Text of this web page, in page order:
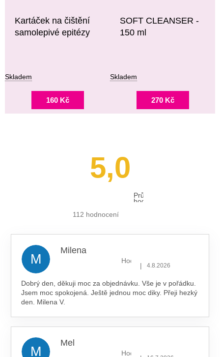
Kartáček na čištění
samolepivé epitézy
Skladem
160 Kč
SOFT CLEANSER -
150 ml
Skladem
270 Kč
5,0
Průměrné
hodnocení
112 hodnocení
M
Milena
Hodnocení obchodu je 5 z 5
| 4.8.2026
Dobrý den, děkuji moc za objednávku. Vše je v pořádku.
Jsem moc spokojená. Ještě jednou moc diky. Přeji hezký
den. Milena V.
M
Mel
Hodnocení obchodu je 5 z 5